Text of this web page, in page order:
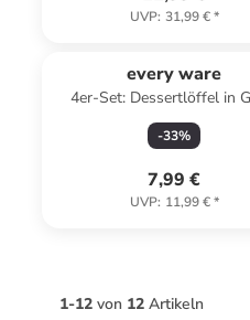
UVP: 31,99 €*
every ware
4er-Set: Dessertlöffel in
Schwarz - (L)15,5 cm
-33%
7,99 €
UVP: 11,99 €*
1-12 von 12 Artikeln